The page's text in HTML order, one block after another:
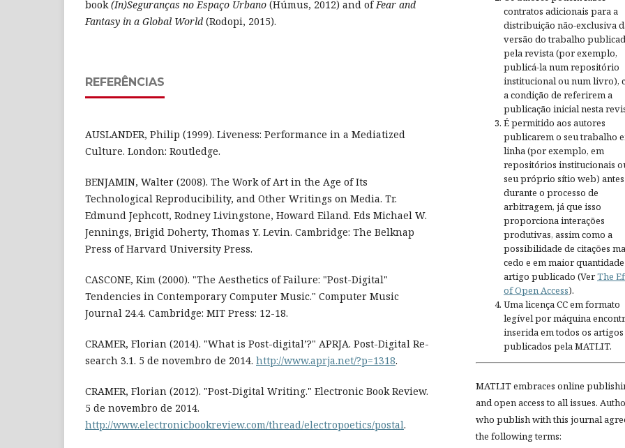
book(In)Seguranças no Espaço Urbano (Húmus, 2012) and ofFear and
Fantasy in a Global World (Rodopi, 2015).
REFERÊNCIAS
AUSLANDER, Philip (1999). Liveness: Performance in a Mediatized
Culture. London: Routledge.
BENJAMIN, Walter (2008). The Work of Art in the Age of Its
Technological Reproducibility, and Other Writings on Media. Tr.
Edmund Jephcott, Rodney Livingstone, Howard Eiland. Eds Michael W.
Jennings, Brigid Doherty, Thomas Y. Levin. Cambridge: The Belknap
Press of Harvard University Press.
CASCONE, Kim (2000). "The Aesthetics of Failure: "Post-Digital"
Tendencies in Contemporary Computer Music." Computer Music
Journal 24.4. Cambridge: MIT Press: 12-18.
CRAMER, Florian (2014). "What is Post-digital’?" APRJA. Post-Digital Re-
search 3.1. 5 de novembro de 2014. http://www.aprja.net/?p=1318.
CRAMER, Florian (2012). "Post-Digital Writing." Electronic Book Review.
5 de novembro de 2014.
http://www.electronicbookreview.com/thread/electropoetics/postal.
contratos adicionais para a
distribuição não-exclusiva
versão do trabalho
pela revista (por exemplo,
publicá-la num repositório
institucional ou num livro),
a condição de referirem a
publicação inicial nesta
É permitido aos autores
publicarem o seu trabalho
linha (por exemplo, em
repositórios institucionais
seu próprio sítio web) antes
durante o processo de
arbitragem, já que isso
proporciona interações
produtivas, assim como a
possibilidade de citações
cedo e em maior
artigo publicado (VerThe
of Open Access).
Uma licença CC em formato
legível por máquina
inserida em todos os artigos
publicados pela MATLIT.
MATLIT embraces online
and open access to all issues.
who publish with this journal
the following terms: